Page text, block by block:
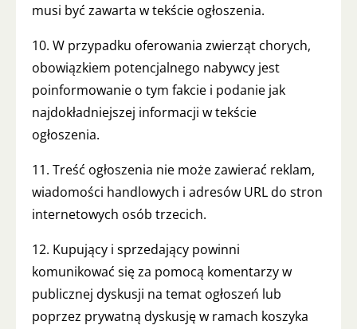
musi być zawarta w tekście ogłoszenia.
10. W przypadku oferowania zwierząt chorych,
obowiązkiem potencjalnego nabywcy jest
poinformowanie o tym fakcie i podanie jak
najdokładniejszej informacji w tekście
ogłoszenia.
11. Treść ogłoszenia nie może zawierać reklam,
wiadomości handlowych i adresów URL do stron
internetowych osób trzecich.
12. Kupujący i sprzedający powinni
komunikować się za pomocą komentarzy w
publicznej dyskusji na temat ogłoszeń lub
poprzez prywatną dyskusję w ramach koszyka